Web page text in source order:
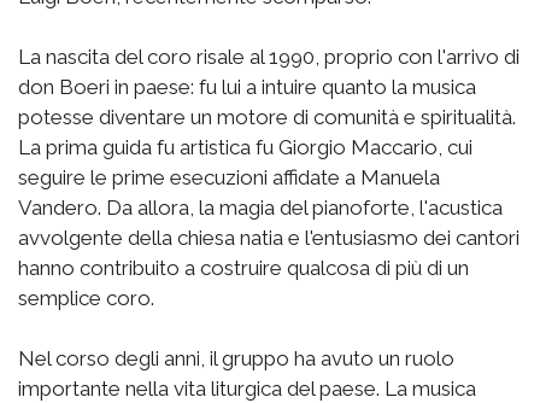
La nascita del coro risale al 1990, proprio con l'arrivo di
don Boeri in paese: fu lui a intuire quanto la musica
potesse diventare un motore di comunità e spiritualità.
La prima guida fu artistica fu Giorgio Maccario, cui
seguire le prime esecuzioni affidate a Manuela
Vandero. Da allora, la magia del pianoforte, l'acustica
avvolgente della chiesa natia e l'entusiasmo dei cantori
hanno contribuito a costruire qualcosa di più di un
semplice coro.
Nel corso degli anni, il gruppo ha avuto un ruolo
importante nella vita liturgica del paese. La musica